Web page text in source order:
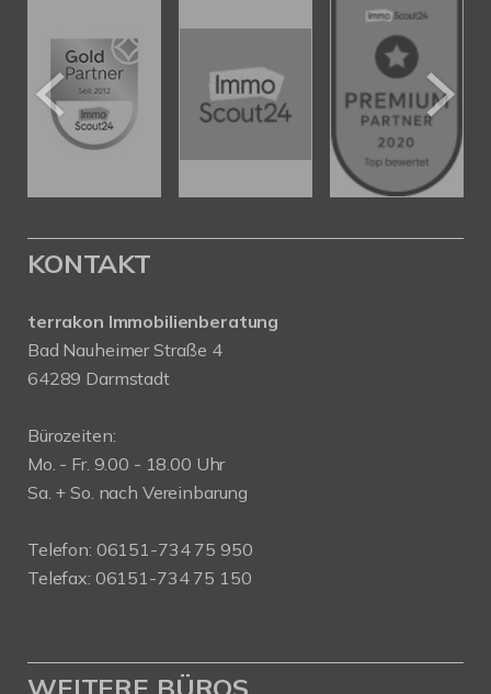
KONTAKT
terrakon Immobilienberatung
Bad Nauheimer Straße 4
64289 Darmstadt
Bürozeiten:
Mo. - Fr. 9.00 - 18.00 Uhr
Sa. + So. nach Vereinbarung
Telefon: 06151-734 75 950
Telefax: 06151-734 75 150